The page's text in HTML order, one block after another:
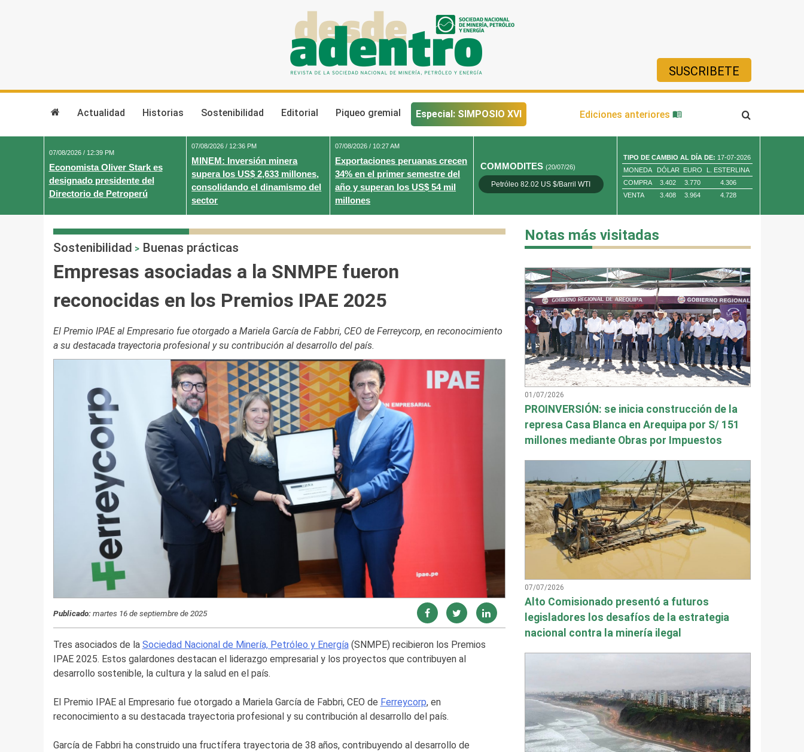
SUSCRIBETE
Actualidad Historias Sostenibilidad Editorial Piqueo gremial Especial: SIMPOSIO XVI Ediciones anteriores
07/08/2026 / 12:39 PM
Economista Oliver Stark es
designado presidente del
Directorio de Petroperú
07/08/2026 / 12:36 PM
MINEM: Inversión minera
supera los US$ 2,633 millones,
consolidando el dinamismo del
sector
07/08/2026 / 10:27 AM
Exportaciones peruanas crecen
34% en el primer semestre del
año y superan los US$ 54 mil
millones
COMMODITES(20/07/26)
Petróleo 82.02 US $/Barril WTI Oro 4,010.80 US $/ Oz. Tr.
TIPO DE CAMBIO AL DÍA DE: 17-07-2026
MONEDA
DÓLAR EURO
L. ESTERLINA
COMPRA
3.402 3.770
4.306
VENTA
3.408 3.964 4.728
Sostenibilidad > Buenas prácticas
Empresas asociadas a la SNMPE fueron
reconocidas en los Premios IPAE 2025
El Premio IPAE al Empresario fue otorgado a Mariela García de Fabbri, CEO de Ferreycorp, en reconocimiento
a su destacada trayectoria profesional y su contribución al desarrollo del país.
Publicado:martes 16 de septiembre de 2025
Tres asociados de la Sociedad Nacional de Minería, Petróleo y Energía(SNMPE) recibieron los Premios
IPAE 2025. Estos galardones destacan el liderazgo empresarial y los proyectos que contribuyen al
desarrollo sostenible, la cultura y la salud en el país.
El Premio IPAE al Empresario fue otorgado a Mariela García de Fabbri, CEO de Ferreycorp, en
reconocimiento a su destacada trayectoria profesional y su contribución al desarrollo del país.
García de Fabbri ha construido una fructífera trayectoria de 38 años, contribuyendo al desarrollo de
Notas más visitadas
01/07/2026
PROINVERSIÓN: se inicia construcción de la
represa Casa Blanca en Arequipa por S/ 151
millones mediante Obras por Impuestos
07/07/2026
Alto Comisionado presentó a futuros
legisladores los desafíos de la estrategia
nacional contra la minería ilegal